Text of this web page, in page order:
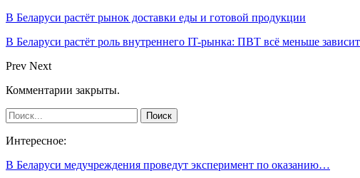
В Беларуси растёт рынок доставки еды и готовой продукции
В Беларуси растёт роль внутреннего IT-рынка: ПВТ всё меньше зависит
Prev Next
Комментарии закрыты.
Интересное:
В Беларуси медучреждения проведут эксперимент по оказанию…